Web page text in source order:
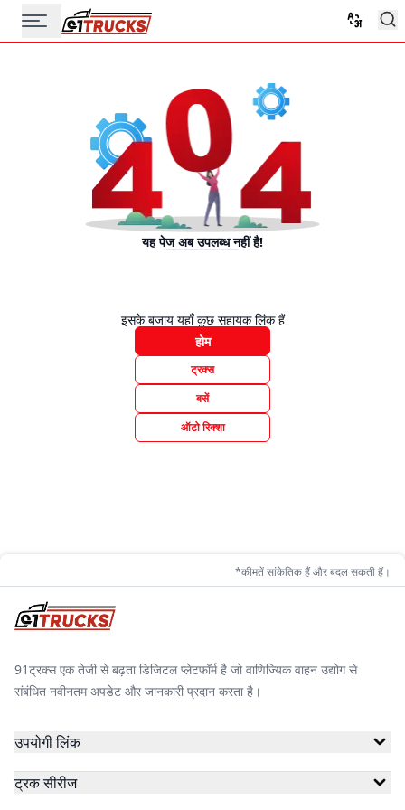
यह पेज अब उपलब्ध नहीं है!
इसके बजाय यहाँ कुछ सहायक लिंक हैं
होम
ट्रक्स
बसें
ऑटो रिक्शा
*कीमतें सांकेतिक हैं और बदल सकती हैं।
91ट्रक्स एक तेजी से बढ़ता डिजिटल प्लेटफॉर्म है जो वाणिज्यिक वाहन उद्योग से
संबंधित नवीनतम अपडेट और जानकारी प्रदान करता है।
उपयोगी लिंक
ट्रक सीरीज